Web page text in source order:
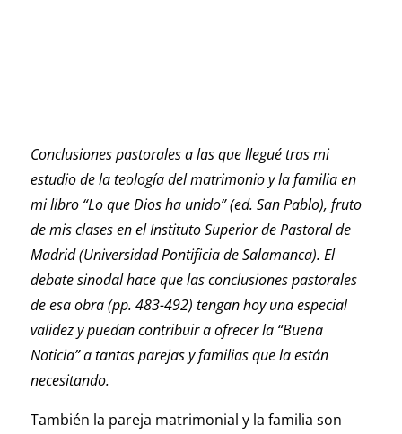
Conclusiones pastorales a las que llegué tras mi
estudio de la teología del matrimonio y la familia en
mi libro “Lo que Dios ha unido” (ed. San Pablo), fruto
de mis clases en el Instituto Superior de Pastoral de
Madrid (Universidad Pontificia de Salamanca). El
debate sinodal hace que las conclusiones pastorales
de esa obra (pp. 483-492) tengan hoy una especial
validez y puedan contribuir a ofrecer la “Buena
Noticia” a tantas parejas y familias que la están
necesitando.
También la pareja matrimonial y la familia son